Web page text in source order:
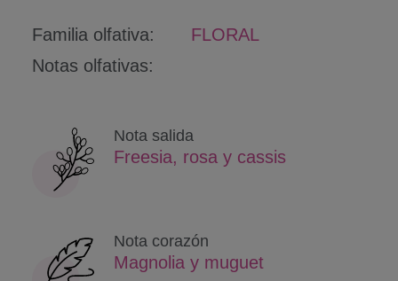
Familia olfativa:
FLORAL
Notas olfativas:
Nota salida
Freesia, rosa y cassis
Nota corazón
Magnolia y muguet